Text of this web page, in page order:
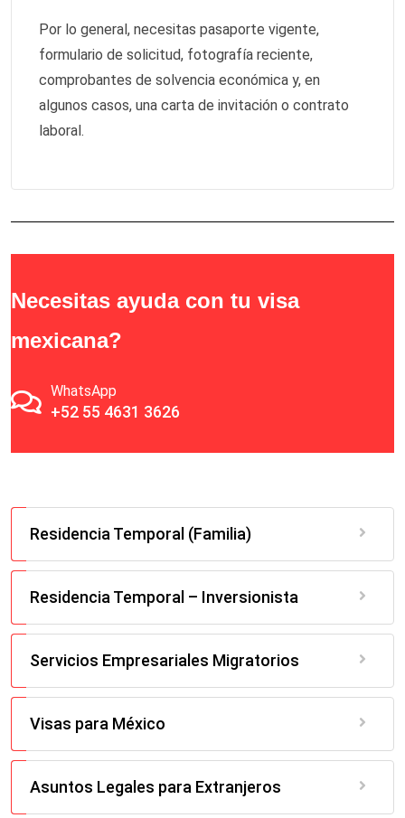
Por lo general, necesitas pasaporte vigente,
formulario de solicitud, fotografía reciente,
comprobantes de solvencia económica y, en
algunos casos, una carta de invitación o contrato
laboral.
Necesitas ayuda con tu visa
mexicana?
WhatsApp
+52 55 4631 3626
Residencia Temporal (Familia)
Residencia Temporal – Inversionista
Servicios Empresariales Migratorios
Visas para México
Asuntos Legales para Extranjeros